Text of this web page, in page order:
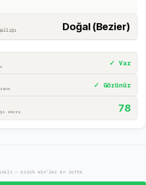
Doğal (Bezier)
✓ Var
✓ Görünür
skoru 78
— quick win'ler en üstte